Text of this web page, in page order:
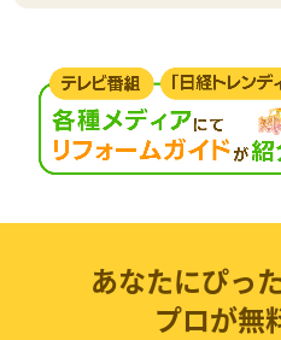
あなたにぴっ
プロが無